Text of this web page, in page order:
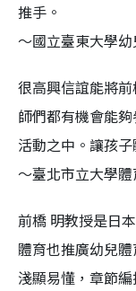
推手。
～國立臺東大學
很高興信誼能將
師們都有機會能
活動之中。讓孩
～臺北市立大學
前橋 明教授是日
體育也推廣幼兒
淺顯易懂，章節